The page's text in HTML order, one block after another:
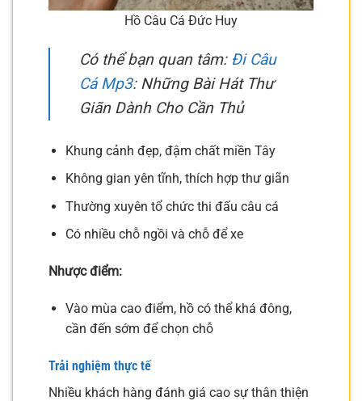
Hồ Câu Cá Đức Huy
Có thể bạn quan tâm: Đi Câu
Cá Mp3: Những Bài Hát Thư
Giãn Dành Cho Cần Thủ
Khung cảnh đẹp, đậm chất miền Tây
Không gian yên tĩnh, thích hợp thư giãn
Thường xuyên tổ chức thi đấu câu cá
Có nhiều chỗ ngồi và chỗ để xe
Nhược điểm:
Vào mùa cao điểm, hồ có thể khá đông,
cần đến sớm để chọn chỗ
Trải nghiệm thực tế
Nhiều khách hàng đánh giá cao sự thân thiện